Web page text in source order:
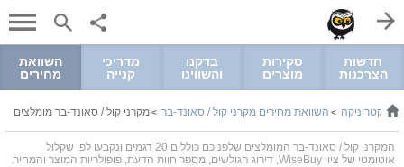
חדשות
הצרכנות
סקירות
מוצרים
בדקנו
והשווינו
מדריכי
קנייה
השוואת
מחירים
> השוואת מחירים מקרני קול / סאונד-בר >מקרני קול / סאונד-בר מומלצים
המקרני קול / סאונד-בר המומלצים שלפניכם כוללים 20 דגמים ונקבעו לפי שקלול
אוטומטי של ציון WiseBuy, דירוג הגולשים, מספר חוות הדעת, פופולריות המוצר והמחיר.